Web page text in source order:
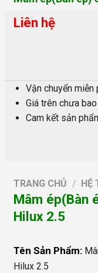
Liên hệ
Vận chuyển miễn
Giá trên chưa
Cam kết sản
TRANG CHỦ / HỆ
Mâm ép(Bàn
Hilux 2.5
Tên Sản Phẩm:
Hilux 2.5